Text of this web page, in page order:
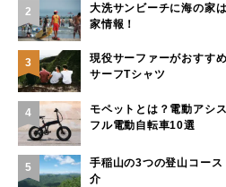
2
大洗サンビーチに海の家
家情報！
3
現役サーファーがおすす
サーフTシャツ
4
モペットとは？電動アシ
フル電動自転車10選
5
手稲山の3つの登山コー
介